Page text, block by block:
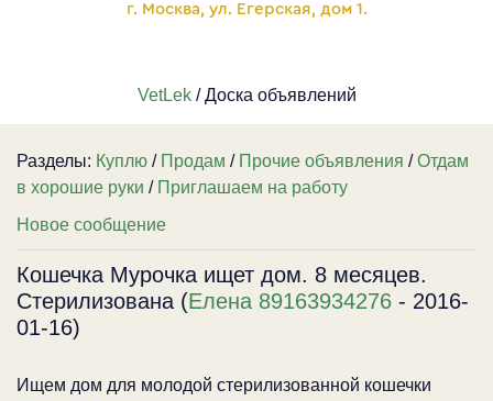
г. Москва, ул. Егерская, дом 1.
VetLek/ Доска объявлений
Разделы: Куплю / Продам / Прочие объявления /Отдам
в хорошие руки / Приглашаем на работу
Новое сообщение
Кошечка Мурочка ищет дом. 8 месяцев.
Стерилизована (Елена 89163934276 - 2016-
01-16)
Ищем дом для молодой стерилизованной кошечки